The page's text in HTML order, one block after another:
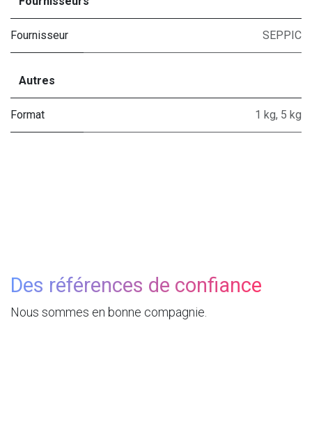
Fournisseur SEPPIC
Autres
Format 1 kg, 5 kg
Des références de confiance
Nous sommes en bonne compagnie.